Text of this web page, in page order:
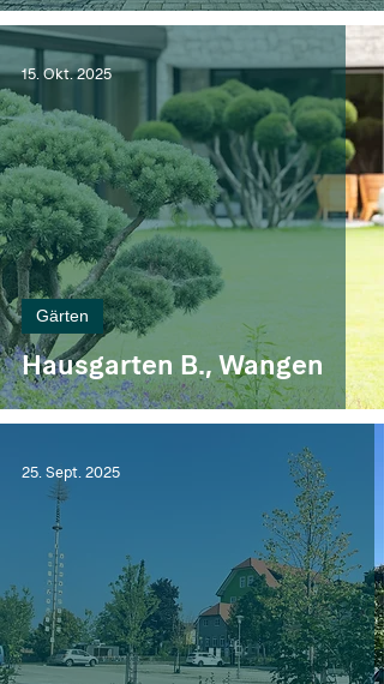
Hausgarten B., Wangen
Gärten
15. Okt. 2025
25. Sept. 2025